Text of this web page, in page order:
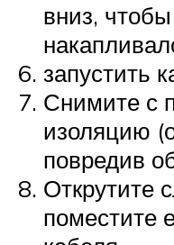
вниз,
запустить
Снимите с
изоляцию
повредив
Открутите
поместите